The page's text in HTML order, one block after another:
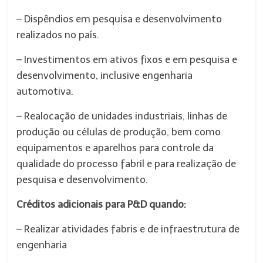
– Dispêndios em pesquisa e desenvolvimento
realizados no país.
– Investimentos em ativos fixos e em pesquisa e
desenvolvimento, inclusive engenharia
automotiva.
– Realocação de unidades industriais, linhas de
produção ou células de produção, bem como
equipamentos e aparelhos para controle da
qualidade do processo fabril e para realização de
pesquisa e desenvolvimento.
Créditos adicionais para P&D quando:
– Realizar atividades fabris e de infraestrutura de
engenharia